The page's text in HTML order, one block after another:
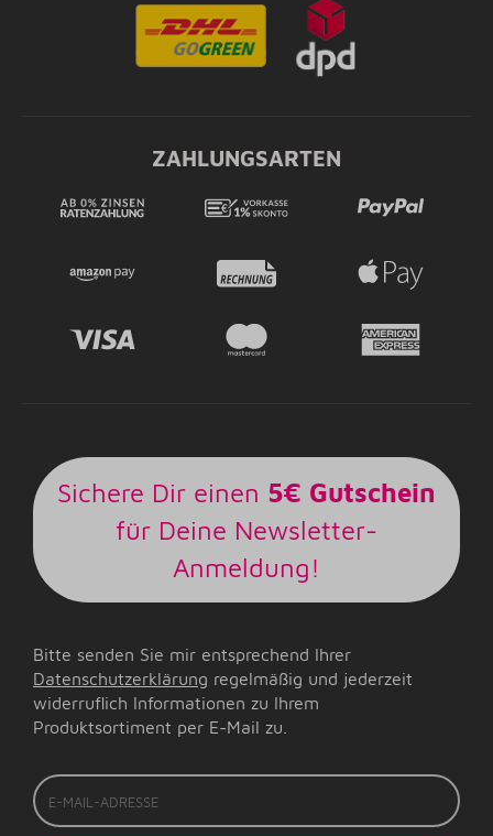
ZAHLUNGSARTEN
Sichere Dir einen 5€ Gutschein
für Deine Newsletter-
Anmeldung!
Bitte senden Sie mir entsprechend Ihrer
Datenschutzerklärung regelmäßig und jederzeit
widerruflich Informationen zu Ihrem
Produktsortiment per E-Mail zu.
E-
Mail-
Adresse